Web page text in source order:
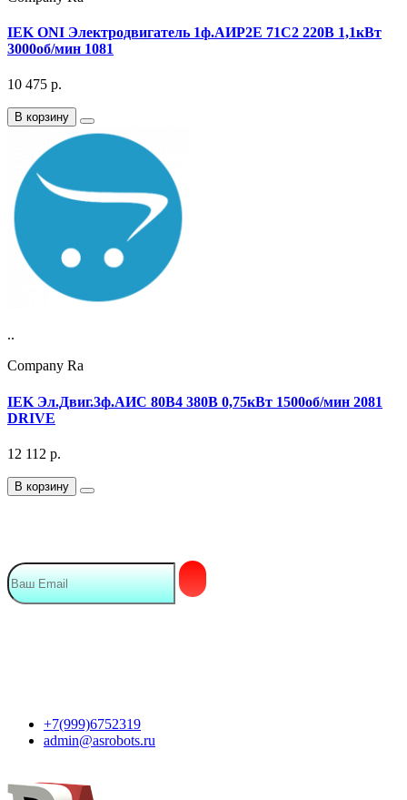
IEK ONI Электродвигатель 1ф.АИР2Е 71C2 220В 1,1кВт
3000об/мин 1081
10 475 р.
В корзину
..
Company Ra
IEK Эл.Двиг.3ф.АИС 80B4 380В 0,75кВт 1500об/мин 2081
DRIVE
12 112 р.
В корзину
+7(999)6752319
admin@asrobots.ru